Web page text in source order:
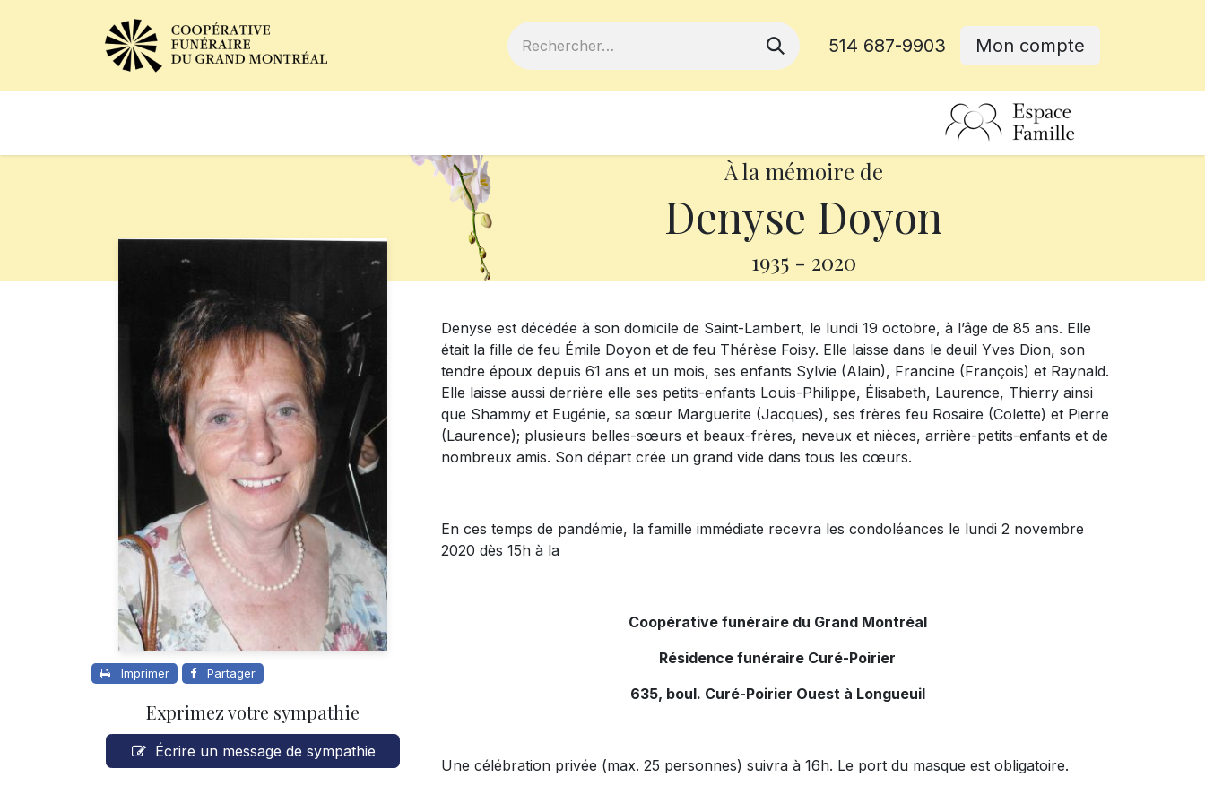
514 687-9903 Mon compte
À la mémoire de
Denyse Doyon
1935 - 2020
Imprimer Partager
Exprimez votre sympathie
Écrire un message de sympathie
Denyse est décédée à son domicile de Saint-Lambert, le lundi 19 octobre, à l’âge de 85 ans. Elle
était la fille de feu Émile Doyon et de feu Thérèse Foisy. Elle laisse dans le deuil Yves Dion, son
tendre époux depuis 61 ans et un mois, ses enfants Sylvie (Alain), Francine (François) et Raynald.
Elle laisse aussi derrière elle ses petits-enfants Louis-Philippe, Élisabeth, Laurence, Thierry ainsi
que Shammy et Eugénie, sa sœur Marguerite (Jacques), ses frères feu Rosaire (Colette) et Pierre
(Laurence); plusieurs belles-sœurs et beaux-frères, neveux et nièces, arrière-petits-enfants et de
nombreux amis. Son départ crée un grand vide dans tous les cœurs.
En ces temps de pandémie, la famille immédiate recevra les condoléances le lundi 2 novembre
2020 dès 15h à la
Coopérative funéraire du Grand Montréal
Résidence funéraire Curé-Poirier
635, boul. Curé-Poirier Ouest à Longueuil
Une célébration privée (max. 25 personnes) suivra à 16h. Le port du masque est obligatoire.